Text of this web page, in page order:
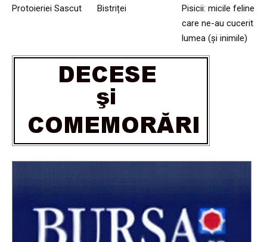
Protoieriei Sascut
Bistriței
Pisicii: micile feline
care ne-au cucerit
lumea (și inimile)